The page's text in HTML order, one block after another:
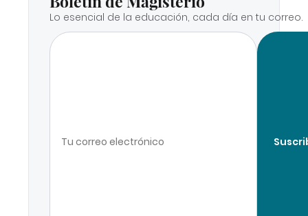
Lo esencial de la educación, cada día en tu correo.